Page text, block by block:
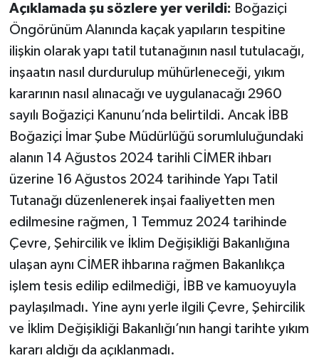
Açıklamada şu sözlere yer verildi: Boğaziçi
Öngörünüm Alanında kaçak yapıların tespitine
ilişkin olarak yapı tatil tutanağının nasıl tutulacağı,
inşaatın nasıl durdurulup mühürleneceği, yıkım
kararının nasıl alınacağı ve uygulanacağı 2960
sayılı Boğaziçi Kanunu’nda belirtildi. Ancak İBB
Boğaziçi İmar Şube Müdürlüğü sorumluluğundaki
alanın 14 Ağustos 2024 tarihli CİMER ihbarı
üzerine 16 Ağustos 2024 tarihinde Yapı Tatil
Tutanağı düzenlenerek inşai faaliyetten men
edilmesine rağmen, 1 Temmuz 2024 tarihinde
Çevre, Şehircilik ve İklim Değişikliği Bakanlığına
ulaşan aynı CİMER ihbarına rağmen Bakanlıkça
işlem tesis edilip edilmediği, İBB ve kamuoyuyla
paylaşılmadı. Yine aynı yerle ilgili Çevre, Şehircilik
ve İklim Değişikliği Bakanlığı’nın hangi tarihte yıkım
kararı aldığı da açıklanmadı.